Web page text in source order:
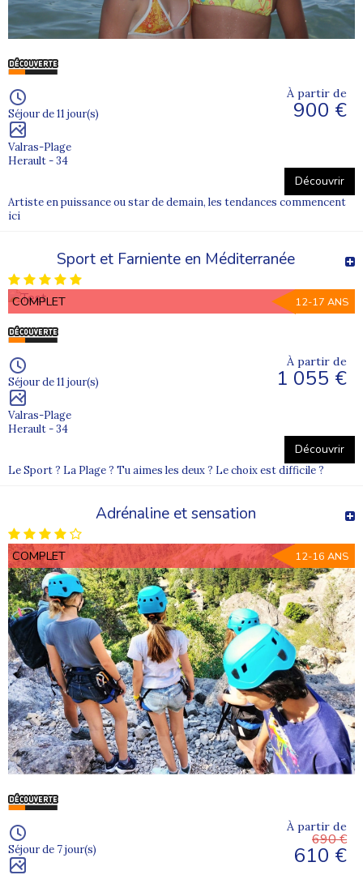
Séjour de 11 jour(s)
Valras-Plage
Herault - 34
À partir de
900 €
Découvrir
Artiste en puissance ou star de demain, les tendances commencent
ici
Sport et Farniente en Méditerranée
COMPLET 12-17 ANS
Séjour de 11 jour(s)
Valras-Plage
Herault - 34
À partir de
1 055 €
Découvrir
Le Sport ? La Plage ? Tu aimes les deux ? Le choix est difficile ?
Adrénaline et sensation
COMPLET 12-16 ANS
Séjour de 7 jour(s)
À partir de
690 €
610 €